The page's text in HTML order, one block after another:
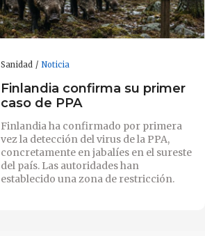
Sanidad Noticia
Finlandia confirma su primer
caso de PPA
Finlandia ha confirmado por primera
vez la detección del virus de la PPA,
concretamente en jabalíes en el sureste
del país. Las autoridades han
establecido una zona de restricción.